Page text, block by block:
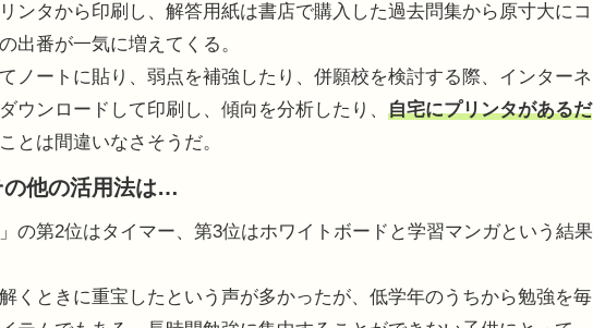
ンタから印刷し、解答用紙は書店で購入した過去問集から原寸大にコ
出番が一気に増えてくる。
ノートに貼り、弱点を補強したり、併願校を検討する際、インターネ
ウンロードして印刷し、傾向を分析したり、 自宅にプリンタがあるだ
ことは間違いなさそうだ。
の他の活用法は…
の第2位はタイマー、第3位はホワイトボードと学習マンガという結果
くときに重宝したという声が多かったが、低学年のうちから勉強を毎